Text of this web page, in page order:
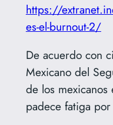
https://
es-el-burnout-2/
De acuerdo con
Mexicano del
de los
padece fatiga